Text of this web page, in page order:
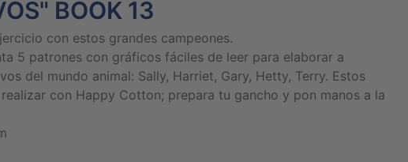
BOOK 13
con estos grandes campeones.
5 patrones con gráficos fáciles de leer para elaborar a
del mundo animal: Sally, Harriet, Gary, Hetty, Terry. Estos
con Happy Cotton; prepara tu gancho y pon manos a la